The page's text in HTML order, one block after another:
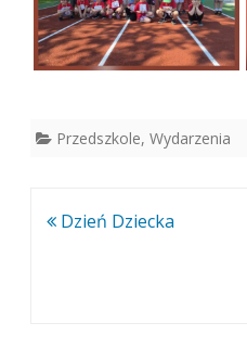
Przedszkole, Wydarzenia
Nawigacja
Dzień Dziecka